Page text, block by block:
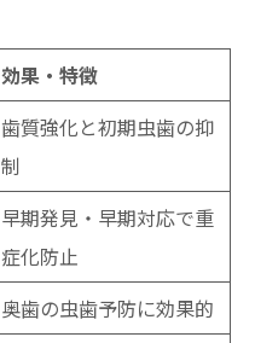
効果・特徴
歯質強化と初期虫歯の抑
制
早期発見・早期対応で重
症化防止
奥歯の虫歯予防に効果的